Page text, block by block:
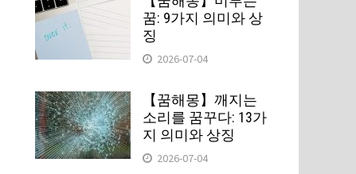
꿈: 9가지 의미와 상
징
2026-07-04
【꿈해몽】깨지는
소리를 꿈꾸다: 13가
지 의미와 상징
2026-07-04